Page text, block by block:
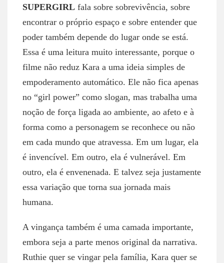
SUPERGIRL fala sobre sobrevivência, sobre
encontrar o próprio espaço e sobre entender que
poder também depende do lugar onde se está.
Essa é uma leitura muito interessante, porque o
filme não reduz Kara a uma ideia simples de
empoderamento automático. Ele não fica apenas
no “girl power” como slogan, mas trabalha uma
noção de força ligada ao ambiente, ao afeto e à
forma como a personagem se reconhece ou não
em cada mundo que atravessa. Em um lugar, ela
é invencível. Em outro, ela é vulnerável. Em
outro, ela é envenenada. E talvez seja justamente
essa variação que torna sua jornada mais
humana.
A vingança também é uma camada importante,
embora seja a parte menos original da narrativa.
Ruthie quer se vingar pela família, Kara quer se